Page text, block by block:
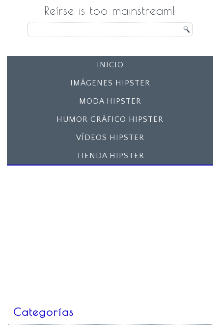
Reírse is too mainstream!
INICIO
IMÁGENES HIPSTER
MODA HIPSTER
HUMOR GRÁFICO HIPSTER
VÍDEOS HIPSTER
TIENDA HIPSTER
Categorías